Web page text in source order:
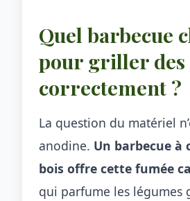
Quel barbecue
pour griller des
correctement ?
La question du matériel
anodine. Un barbecue à
bois offre cette fumée
qui parfume les légumes